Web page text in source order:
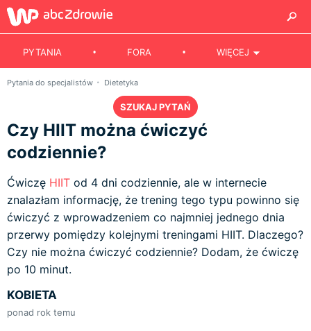
PYTANIA FORA WIĘCEJ
Pytania do specjalistów Dietetyka
SZUKAJ PYTAŃ
Czy HIIT można ćwiczyć
codziennie?
Ćwiczę HIIT od 4 dni codziennie, ale w internecie
znalazłam informację, że trening tego typu powinno się
ćwiczyć z wprowadzeniem co najmniej jednego dnia
przerwy pomiędzy kolejnymi treningami HIIT. Dlaczego?
Czy nie można ćwiczyć codziennie? Dodam, że ćwiczę
po 10 minut.
KOBIETA
ponad rok temu